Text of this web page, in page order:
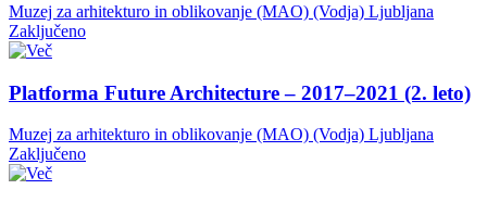
Muzej za arhitekturo in oblikovanje (MAO) (Vodja) Ljubljana
Zaključeno
Platforma Future Architecture – 2017–2021 (2. leto)
Muzej za arhitekturo in oblikovanje (MAO) (Vodja) Ljubljana
Zaključeno